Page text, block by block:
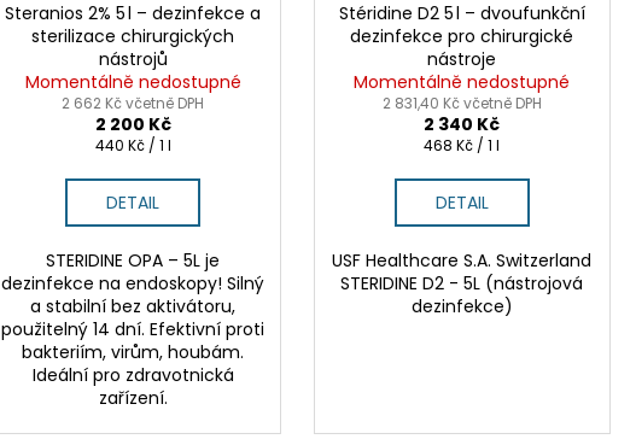
Steranios 2% 5 l – dezinfekce a
sterilizace chirurgických
nástrojů
Momentálně nedostupné
2 662 Kč včetně DPH
2 200 Kč
Měrná
440 Kč / 1 l
DETAIL
STERIDINE OPA – 5L je
dezinfekce na endoskopy! Silný
a stabilní bez aktivátoru,
použitelný 14 dní. Efektivní proti
bakteriím, virům, houbám.
Ideální pro zdravotnická
zařízení.
Stéridine D2 5 l – dvoufunkční
dezinfekce pro chirurgické
nástroje
Momentálně nedostupné
2 831,40 Kč včetně DPH
2 340 Kč
Měrná
468 Kč / 1 l
DETAIL
USF Healthcare S.A. Switzerland
STERIDINE D2 - 5L (nástrojová
dezinfekce)